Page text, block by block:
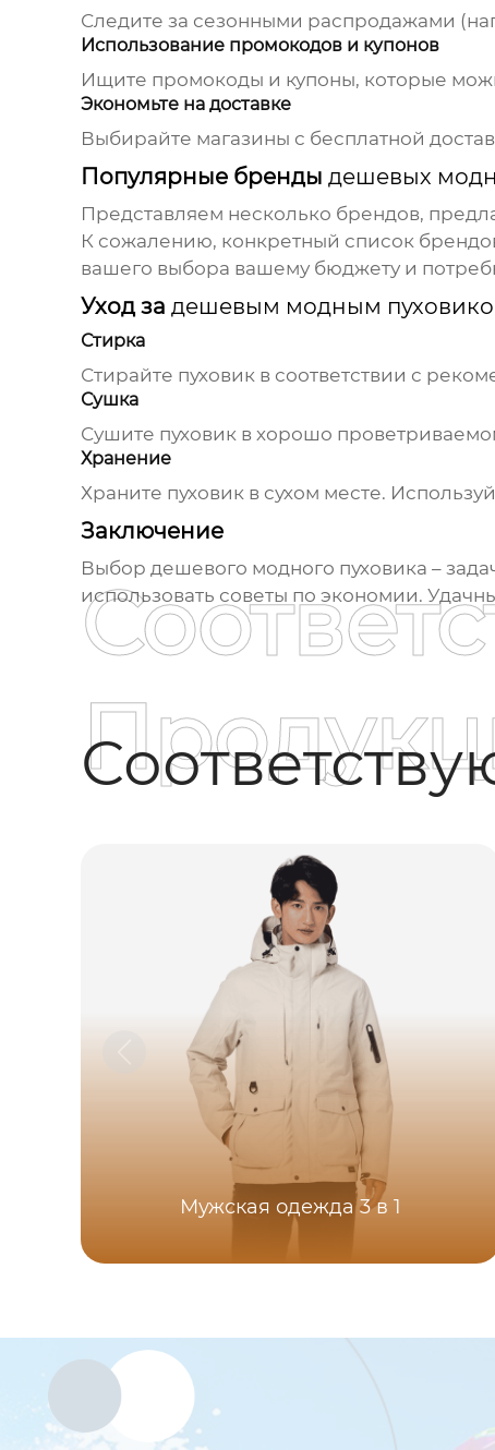
Следите за сезонными распродажами
Использование промокодов и купонов
Ищите промокоды и купоны, которые
Экономьте на доставке
Выбирайте магазины с бесплатной
Популярные бренды дешевых
Представляем несколько брендов,
К сожалению, конкретный список
вашего выбора вашему бюджету и
Уход за дешевым модным
Стирка
Стирайте пуховик в соответствии с
Сушка
Сушите пуховик в хорошо
Хранение
Храните пуховик в сухом месте.
Заключение
Выбор дешевого модного пуховика –
использовать советы по экономии.
Мужская одежда 3 в 1